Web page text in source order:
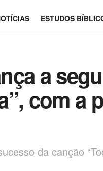
ESTUDOS
a
com a
da canção